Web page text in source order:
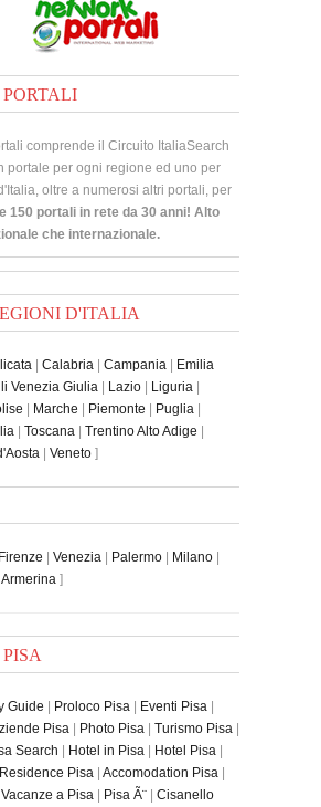
PORTALI
comprende il Circuito ItaliaSearch
portale per ogni regione ed uno per
oltre a numerosi altri portali, per
150 portali in rete da 30 anni! Alto
che internazionale.
D'ITALIA
| Calabria | Campania | Emilia
Venezia Giulia | Lazio | Liguria |
| Marche | Piemonte | Puglia |
| Toscana | Trentino Alto Adige |
| Veneto ]
Firenze | Venezia | Palermo | Milano |
]
PISA
Guide | Proloco Pisa | Eventi Pisa |
Pisa | Photo Pisa | Turismo Pisa |
Search | Hotel in Pisa | Hotel Pisa |
Residence Pisa | Accomodation Pisa |
Vacanze a Pisa | Pisa Ã¨ | Cisanello